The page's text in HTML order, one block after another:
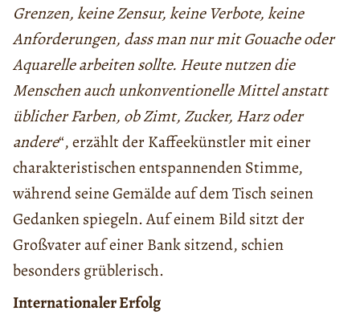
Grenzen, keine Zensur, keine Verbote, keine
Anforderungen, dass man nur mit Gouache oder
Aquarelle arbeiten sollte. Heute nutzen die
Menschen auch unkonventionelle Mittel anstatt
üblicher Farben, ob Zimt, Zucker, Harz oder
andere“, erzählt der Kaffeekünstler mit einer
charakteristischen entspannenden Stimme,
während seine Gemälde auf dem Tisch seinen
Gedanken spiegeln. Auf einem Bild sitzt der
Großvater auf einer Bank sitzend, schien
besonders grüblerisch.
Internationaler Erfolg